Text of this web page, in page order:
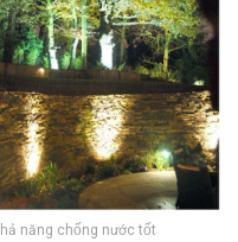
năng chống nước tốt